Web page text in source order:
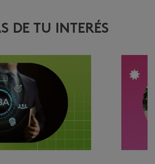
DE TU INTERÉS